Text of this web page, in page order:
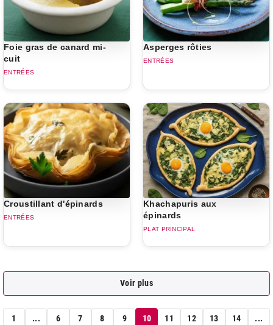
Foie gras de canard mi-
cuit
ENTRÉES
Asperges rôties
ENTRÉES
Croustillant d'épinards
ENTRÉES
Khachapuris aux
épinards
PLAT PRINCIPAL
Voir plus
1 ... 6 7 8 9 10 11 12 13 14 ...